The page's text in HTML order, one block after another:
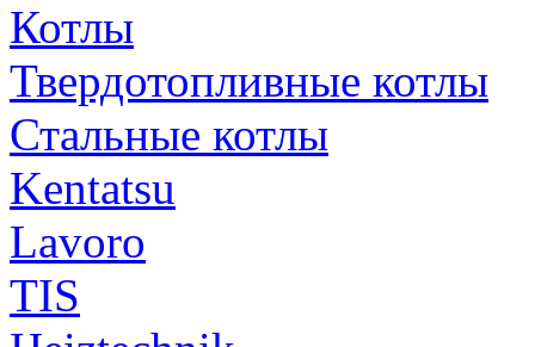
Котлы
Твердотопливные котлы
Стальные котлы
Kentatsu
Lavoro
TIS